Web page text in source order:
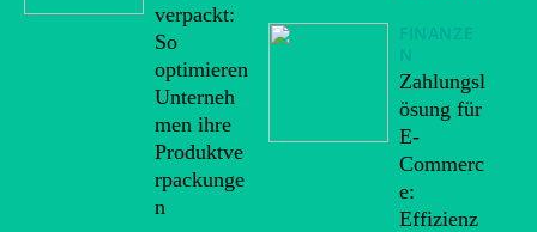
verpackt:
So
optimieren
Unterneh
men ihre
Produktve
rpackunge
n
FINANZE
N
Zahlungsl
ösung für
E-
Commerc
e:
Effizienz